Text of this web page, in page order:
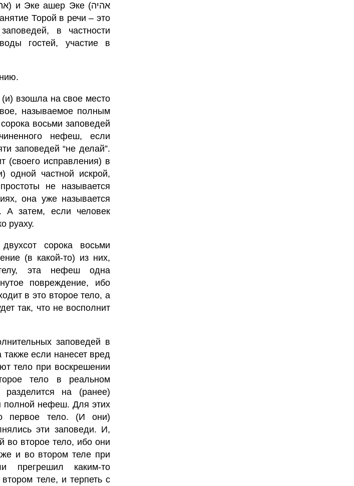
в частности
гостей, участие в
взошла на свое место
называемое полным
восьми заповедей
нефеш, если
заповедей “не делай”.
(своего исправления) в
одной частной искрой,
не называется
она уже называется
А затем, если человек
руаху.
сорока восьми
(в какой-то) из них,
эта нефеш одна
повреждение, ибо
в это второе тело, а
так, что не восполнит
заповедей в
если нанесет вред
тело при воскрешении
тело в реальном
на (ранее)
полной нефеш. Для этих
первое тело. (И они)
эти заповеди. И,
во второе тело, ибо они
и во втором теле при
прегрешил каким-то
теле, и терпеть с